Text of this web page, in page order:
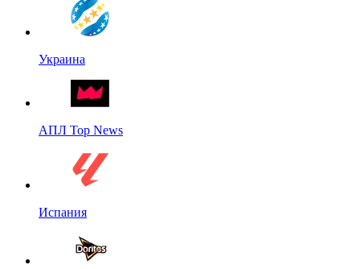
Украина
АПЛ Top News
Испания